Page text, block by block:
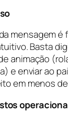
mensagem é
Basta
animação
e enviar ao
em menos